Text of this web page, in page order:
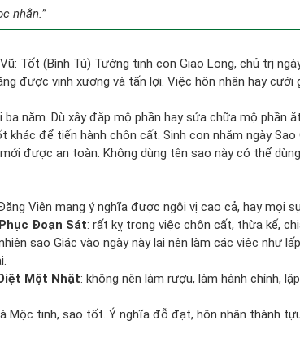
nhằn.”
Tốt (Bình Tú) Tướng tinh con Giao Long, chủ trị
được vinh xương và tấn lợi. Việc hôn nhân hay cưới
ba năm. Dù xây đắp mộ phần hay sửa chữa mộ phần
khác để tiến hành chôn cất. Sinh con nhằm ngày
được an toàn. Không dùng tên sao này có thể
Viên mang ý nghĩa được ngôi vị cao cả, hay mọi
Phục Đoạn Sát: rất kỵ trong việc chôn cất, thừa kế,
sao Giác vào ngày này lại nên làm các việc như
Một Nhật: không nên làm rượu, làm hành chính,
Mộc tinh, sao tốt. Ý nghĩa đỗ đạt, hôn nhân thành